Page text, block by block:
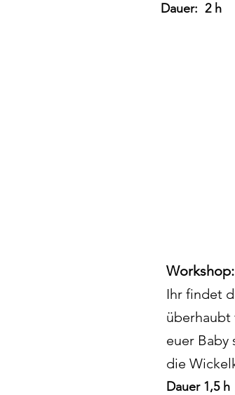
Dauer: 2h
Ihr findet
überhaubt
euer Baby
die
Dauer 1,5 h